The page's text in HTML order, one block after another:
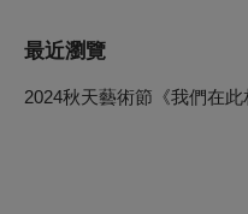
最近瀏覽
2024秋天藝術節《我們在